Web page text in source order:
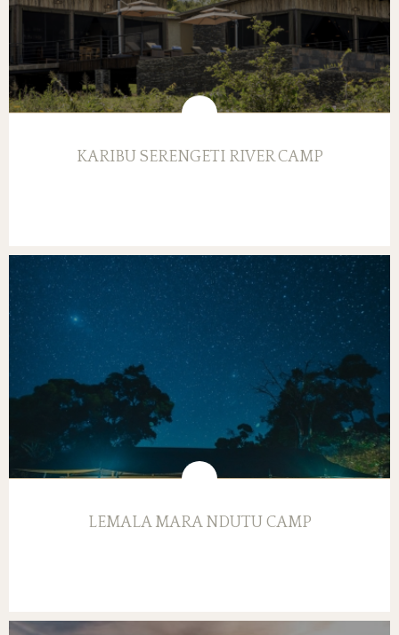
KARIBU SERENGETI RIVER CAMP
LEMALA MARA NDUTU CAMP